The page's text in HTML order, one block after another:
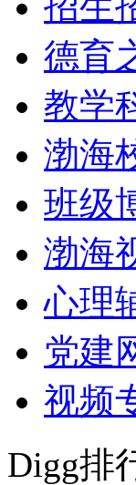
德育
教学
渤海
班级
渤海
心理
党建
视频
Digg排